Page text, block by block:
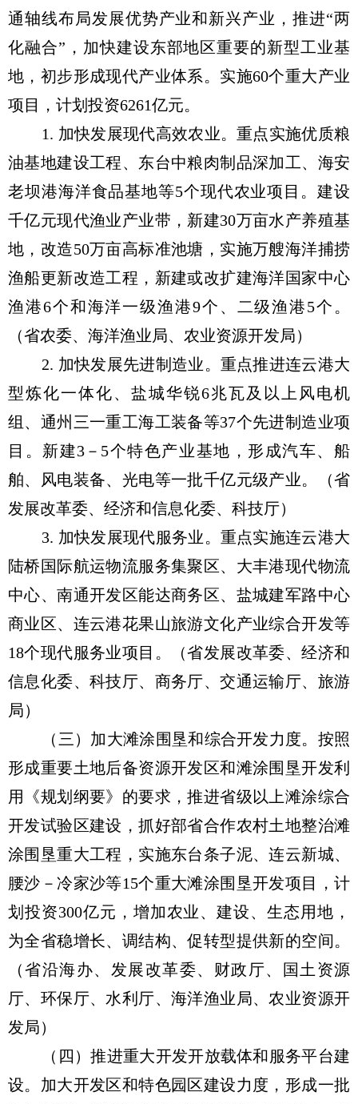
通轴线布局发展优势产业和新兴产业，推进“两
化融合”，加快建设东部地区重要的新型工业基
地，初步形成现代产业体系。实施60个重大产业
项目，计划投资6261亿元。
1. 加快发展现代高效农业。重点实施优质粮
油基地建设工程、东台中粮肉制品深加工、海安
老坝港海洋食品基地等5个现代农业项目。建设
千亿元现代渔业产业带，新建30万亩水产养殖基
地，改造50万亩高标准池塘，实施万艘海洋捕捞
渔船更新改造工程，新建或改扩建海洋国家中心
渔港6个和海洋一级渔港9个、二级渔港5个。
（省农委、海洋渔业局、农业资源开发局）
2. 加快发展先进制造业。重点推进连云港大
型炼化一体化、盐城华锐6兆瓦及以上风电机
组、通州三一重工海工装备等37个先进制造业项
目。新建3－5个特色产业基地，形成汽车、船
舶、风电装备、光电等一批千亿元级产业。（省
发展改革委、经济和信息化委、科技厅）
3. 加快发展现代服务业。重点实施连云港大
陆桥国际航运物流服务集聚区、大丰港现代物流
中心、南通开发区能达商务区、盐城建军路中心
商业区、连云港花果山旅游文化产业综合开发等
18个现代服务业项目。（省发展改革委、经济和
信息化委、科技厅、商务厅、交通运输厅、旅游
局）
（三）加大滩涂围垦和综合开发力度。按照
形成重要土地后备资源开发区和滩涂围垦开发利
用《规划纲要》的要求，推进省级以上滩涂综合
开发试验区建设，抓好部省合作农村土地整治滩
涂围垦重大工程，实施东台条子泥、连云新城、
腰沙－冷家沙等15个重大滩涂围垦开发项目，计
划投资300亿元，增加农业、建设、生态用地，
为全省稳增长、调结构、促转型提供新的空间。
（省沿海办、发展改革委、财政厅、国土资源
厅、环保厅、水利厅、海洋渔业局、农业资源开
发局）
（四）推进重大开发开放载体和服务平台建
设。加大开发区和特色园区建设力度，形成一批